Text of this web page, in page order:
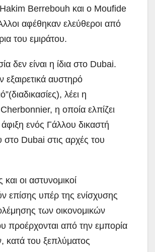
Berrebouh και ο Moufide
αφέθηκαν ελεύθεροι από
του εμιράτου.
δεν είναι η ίδια στο Dubai.
εξαιρετικά αυστηρό
λέει η
η οποία ελπίζει
ενός Γάλλου δικαστή
Dubai στις αρχές του
και οι αστυνομικοί
επίσης υπέρ της ενίσχυσης
των οικονομικών
προέρχονται από την εμπορία
του ξεπλύματος